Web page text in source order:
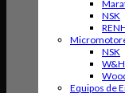
NSK
NSK
W&H
Equipos de